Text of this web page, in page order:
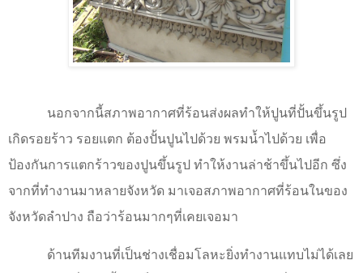
นอกจากนี้สภาพอากาศที่ร้อนส่งผลทำให้ปูนที่ปั้นขึ้นรูป
เกิดรอยร้าว รอยแตก ต้องปั้นปูนไปด้วย พรมน้ำไปด้วย เพื่อ
ป้องกันการแตกร้าวของปูนขึ้นรูป ทำให้งานล่าช้าขึ้นไปอีก ซึ่ง
จากที่ทำงานมาหลายจังหวัด มาเจอสภาพอากาศที่ร้อนในของ
จังหวัดลำปาง ถือว่าร้อนมากๆที่เคยเจอมา
ด้านทีมงานที่เป็นช่างเชื่อมโลหะยิ่งทำงานแทบไม่ได้เลย